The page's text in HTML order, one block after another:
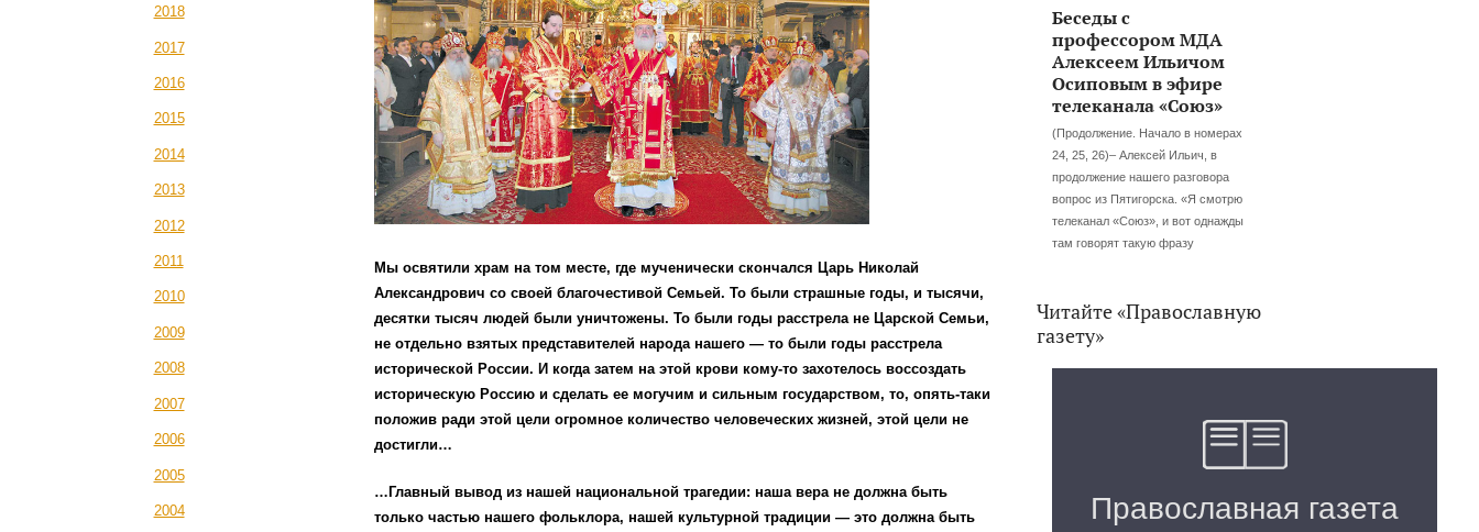
2018
2017
2016
2015
2014
2013
2012
2011
2010
2009
2008
2007
2006
2005
2004
Мы освятили храм на том месте, где мученически скончался Царь Николай
Александрович со своей благочестивой Семьей. То были страшные годы, и тысячи,
десятки тысяч людей были уничтожены. То были годы расстрела не Царской Семьи,
не отдельно взятых представителей народа нашего — то были годы расстрела
исторической России. И когда затем на этой крови кому-то захотелось воссоздать
историческую Россию и сделать ее могучим и сильным государством, то, опять-таки
положив ради этой цели огромное количество человеческих жизней, этой цели не
достигли…
…Главный вывод из нашей национальной трагедии: наша вера не должна быть
только частью нашего фольклора, нашей культурной традиции — это должна быть
Беседы с
профессором МДА
Алексеем Ильичом
Осиповым в эфире
телеканала «Союз»
(Продолжение. Начало в номерах
24, 25, 26)– Алексей Ильич, в
продолжение нашего разговора
вопрос из Пятигорска. «Я смотрю
телеканал «Союз», и вот однажды
там говорят такую фразу
Читайте «Православную
газету»